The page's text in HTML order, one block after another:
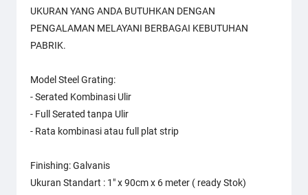
UKURAN YANG ANDA BUTUHKAN DENGAN
PENGALAMAN MELAYANI BERBAGAI KEBUTUHAN
PABRIK.
Model Steel Grating:
- Serated Kombinasi Ulir
- Full Serated tanpa Ulir
- Rata kombinasi atau full plat strip
Finishing: Galvanis
Ukuran Standart : 1" x 90cm x 6 meter ( ready Stok)